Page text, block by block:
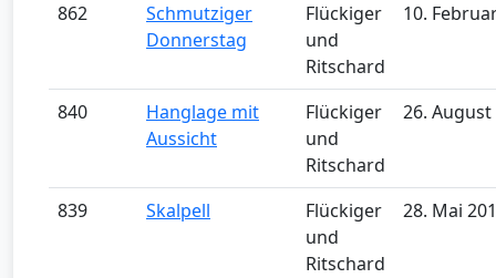
862
Schmutziger
Donnerstag
Flückiger
und
Ritschard
10.
840
Hanglage mit
Aussicht
Flückiger
und
Ritschard
26. August
839 Skalpell
Flückiger
und
Ritschard
28. Mai